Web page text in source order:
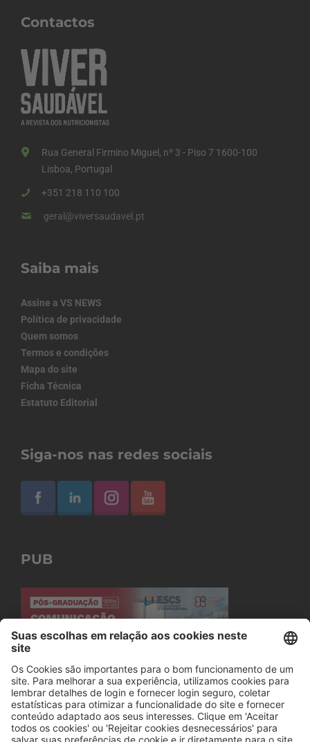
Contactos
Rua General Firmino Miguel, nº 3 - Piso 7 1600-100
Lisboa, Portugal
+351 218 110 100
geral@viversaudavel.pt
Saiba mais
Assine a VS NEWS
Política de privacidade
Quem somos
Termos e condições
Mapa do site
Ficha Técnica
Estatuto Editorial
Siga-nos nas redes sociais
PUB